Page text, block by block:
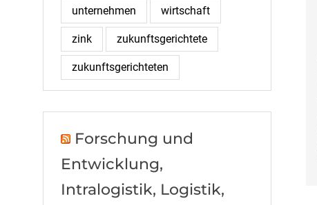
unternehmen wirtschaft
zink zukunftsgerichtete
zukunftsgerichteten
Forschung und
Entwicklung,
Intralogistik, Logistik,